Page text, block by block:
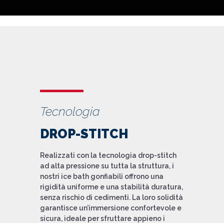
Tecnologia
DROP-STITCH​
Realizzati con la tecnologia drop-stitch
ad alta pressionesu tutta la struttura, i
nostri ice bath gonfiabili offrono una
rigidità uniforme e unastabilità duratura,
senza rischio di cedimenti. La loro solidità
garantisce un’immersione confortevole e
sicura, ideale per sfruttare appieno i